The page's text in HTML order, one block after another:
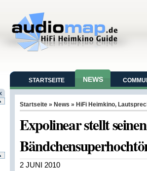
STARTSEITE NEWS
Startseite » News » HiFi Heimkino,
Expolinear stellt
2 JUNI 2010